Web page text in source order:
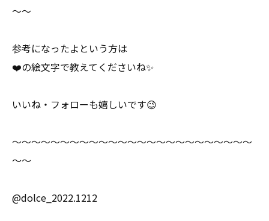
～～
参考になったよという方は
❤️の絵文字で教えてくださいね✨
いいね・フォローも嬉しいです😉
～～～～～～～～～～～～～～～～～～～～～～～～～
～～
@dolce_2022.1212